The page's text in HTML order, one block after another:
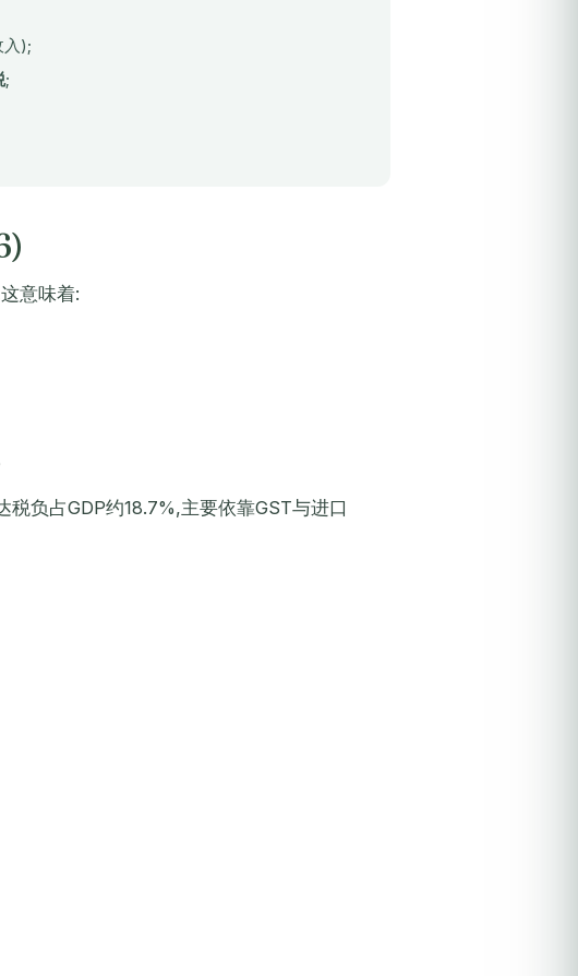
入);
;
意味着:
税负占GDP约18.7%,主要依靠GST与进口